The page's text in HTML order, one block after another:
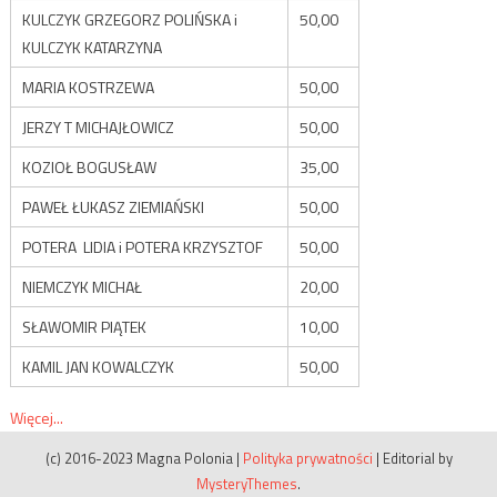
KULCZYK GRZEGORZ POLIŃSKA i
KULCZYK KATARZYNA
50,00
MARIA KOSTRZEWA
50,00
JERZY T MICHAJŁOWICZ
50,00
KOZIOŁ BOGUSŁAW
35,00
PAWEŁ ŁUKASZ ZIEMIAŃSKI
50,00
POTERA LIDIA i POTERA KRZYSZTOF
50,00
NIEMCZYK MICHAŁ
20,00
SŁAWOMIR PIĄTEK
10,00
KAMIL JAN KOWALCZYK
50,00
Więcej...
(c) 2016-2023 Magna Polonia | Polityka prywatności | Editorial by
MysteryThemes.